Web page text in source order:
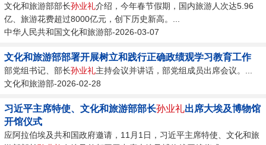
文化和旅游部部长孙业礼介绍，今年春节假期，国内旅游人次达5.96
亿、旅游花费超过8000亿元，创下历史新高。...
中华人民共和国文化和旅游部-2026-03-07
文化和旅游部部署开展树立和践行正确政绩观学习教育工作
部党组书记、部长孙业礼主持会议并讲话，部党组成员出席会议。...
文化和旅游部-2026-02-28
习近平主席特使、文化和旅游部部长孙业礼出席大埃及博物馆
开馆仪式
应阿拉伯埃及共和国政府邀请，11月1日，习近平主席特使、文化和旅